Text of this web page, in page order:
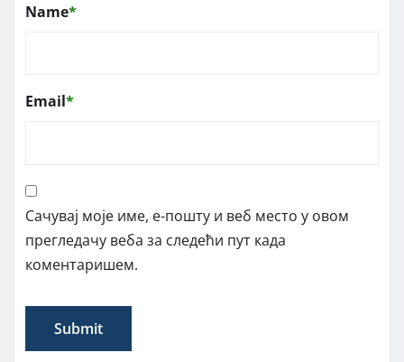
Name*
Email*
Сачувај моје име, е-пошту и веб место у овом
прегледачу веба за следећи пут када
коментаришем.